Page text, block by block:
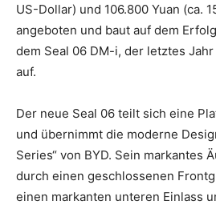
US-Dollar) und 106.800 Yuan (ca.
angeboten und baut auf dem
dem Seal 06 DM-i, der letztes
auf.
Der neue Seal 06 teilt sich eine
und übernimmt die moderne
Series“ von BYD. Sein markantes
durch einen geschlossenen
einen markanten unteren Einlass